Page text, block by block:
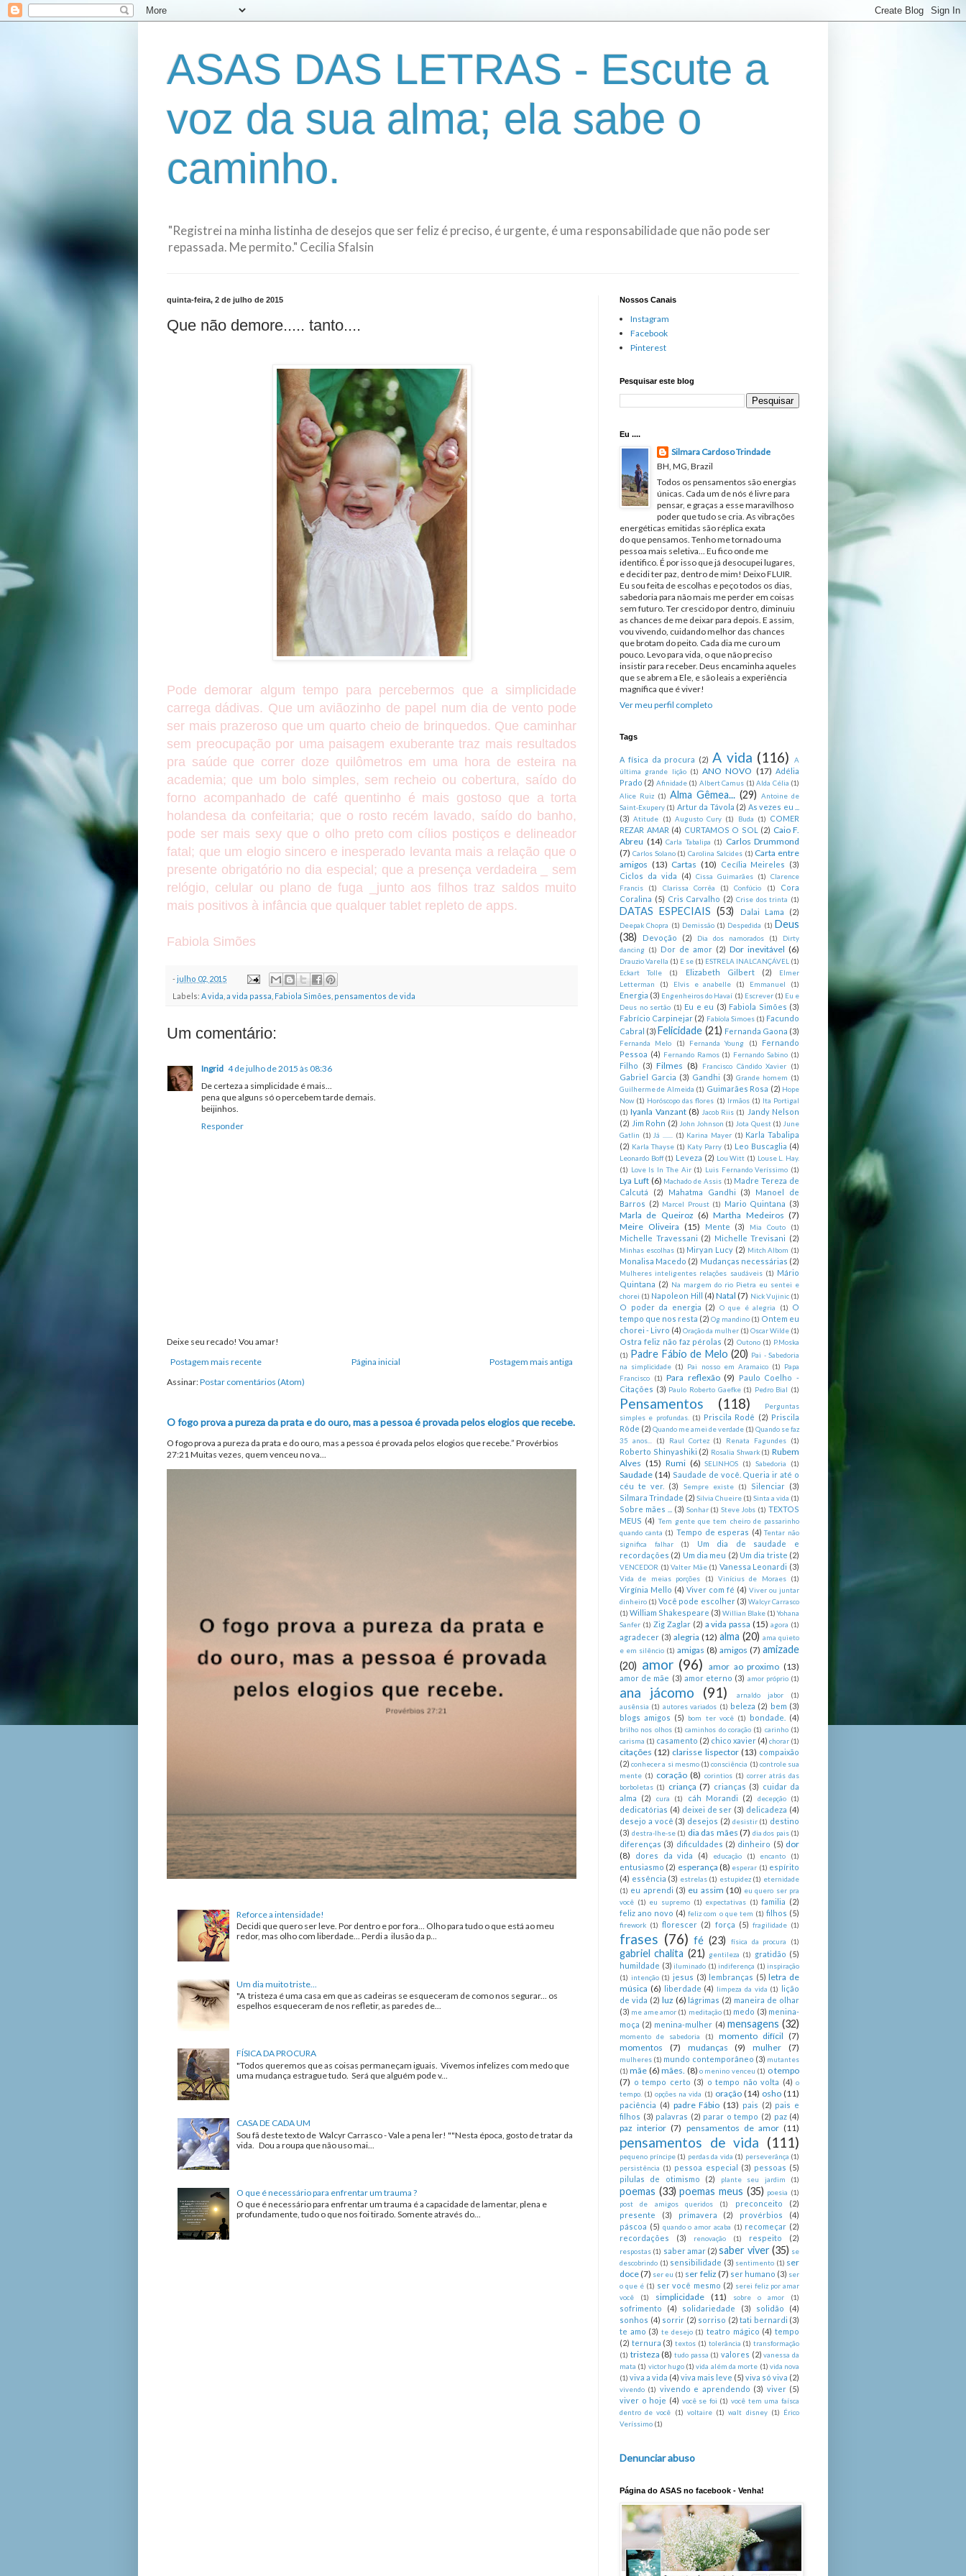
ASAS DAS LETRAS - Escute a
voz da sua alma; ela sabe o
caminho.
"Registrei na minha listinha de desejos que ser feliz é preciso, é urgente, é uma responsabilidade que não pode ser
repassada. Me permito." Cecilia Sfalsin
quinta-feira, 2 de julho de 2015
Que não demore..... tanto....
Pode demorar algum tempo para percebermos que a simplicidade
carrega dádivas. Que um aviãozinho de papel num dia de vento pode
ser mais prazeroso que um quarto cheio de brinquedos. Que caminhar
sem preocupação por uma paisagem exuberante traz mais resultados
pra saúde que correr doze quilômetros em uma hora de esteira na
academia; que um bolo simples, sem recheio ou cobertura, saído do
forno acompanhado de café quentinho é mais gostoso que a torta
holandesa da confeitaria; que o rosto recém lavado, saído do banho,
pode ser mais sexy que o olho preto com cílios postiços e delineador
fatal; que um elogio sincero e inesperado levanta mais a relação que o
presente obrigatório no dia especial; que a presença verdadeira _ sem
relógio, celular ou plano de fuga _junto aos filhos traz saldos muito
mais positivos à infância que qualquer tablet repleto de apps.
Fabiola Simões
-julho 02, 2015
Labels: A vida a vida passa Fabiola Simões pensamentos de vida
Um comentário:
Ingrid 4 de julho de 2015 às 08:36
De certeza a simplicidade é mais...
pena que alguns só o percebem tarde demais.
beijinhos.
Responder
Deixe seu recado! Vou amar!
Postagem mais recente
Postagem mais antiga
Página inicial
Assinar:Postar comentários (Atom)
O fogo prova a pureza da prata e do ouro, mas a pessoa é provada pelos elogios que recebe.
O fogo prova a pureza da prata e do ouro, mas a pessoa é provada pelos elogios que recebe.” Provérbios
27:21 Muitas vezes, quem venceu no va...
Reforce a intensidade!
Decidi que quero ser leve. Por dentro e por fora... Olho para tudo o que está ao meu
redor, mas olho com liberdade... Perdi a ilusão da p...
Um dia muito triste...
"A tristeza é uma casa em que as cadeiras se esqueceram de como nos segurar... os
espelhos esqueceram de nos refletir, as paredes de...
FÍSICA DA PROCURA
"Todos queremos que as coisas permaneçam iguais. Vivemos infelizes com medo que
uma mudança estrague tudo. Será que alguém pode v...
CASA DE CADA UM
Sou fã deste texto de Walcyr Carrasco - Vale a pena ler! ""Nesta época, gosto de tratar da
vida. Dou a roupa que não uso mai...
O que é necessário para enfrentar um trauma ?
O que é necessário para enfrentar um trauma é a capacidade de lamentar, plena e
profundamente, tudo o que nos foi tirado. Somente através do...
Nossos Canais
Instagram
Facebook
Pinterest
Pesquisar este blog
Eu ....
Silmara Cardoso Trindade
BH, MG, Brazil
Todos os pensamentos são energias
únicas. Cada um de nós é livre para
pensar, e graças a esse maravilhoso
poder que tudo se cria. As vibrações
energéticas emitidas são réplica exata
do que pensamos. Tenho me tornado uma
pessoa mais seletiva... Eu fico onde me
identifico. É por isso que já desocupei lugares,
e decidi ter paz, dentro de mim! Deixo FLUIR.
Eu sou feita de escolhas e peço todos os dias,
sabedoria para não mais me perder em coisas
sem futuro. Ter crescido por dentro, diminuiu
as chances de me deixar para depois. E assim,
vou vivendo, cuidando melhor das chances
que brotam do peito. Cada dia me curo um
pouco. Levo para vida, o que não preciso
insistir para receber. Deus encaminha aqueles
que se abrem a Ele, e são leais a experiência
magnífica que é viver!
Ver meu perfil completo
Tags
A física da procura (2) A vida (116)
A
última grande lição (1) ANO NOVO (17) Adélia
Prado (2) Afinidade (1) Albert Camus (1) Alda Célia (1)
Alice Ruiz (1) Alma Gêmea... (29)
Antoine de
Saint-Exupery (1) Artur da Távola (2) As vezes eu ...
(3) Atitude (1) Augusto Cury (1) Buda (1)
COMER
REZAR AMAR (4) CURTAMOS O SOL (2) Caio F.
Abreu (14) Carla Tabalipa (1)
Carlos Drummond
(7) Carlos Solano (1) Carolina Salcides (1) Carta entre
amigos (13) Cartas (10) Cecília Meireles
(3)
Ciclos da vida
(4) Cissa Guimarães (1)
Clarence
Francis
(1) Clarissa Corrêa (1) Confúcio (1)
Cora
Coralina (5) Cris Carvalho (2) Crise dos trinta (1)
DATAS ESPECIAIS (53) Dalai Lama (2)
Deepak Chopra (1) Demissão (1) Despedida (1) Deus
(38)
Devoção (2) Dia dos namorados (1)
Dirty
dancing (1) Dor de amor (2) Dor inevitável (6)
Drauzio Varella (1) E se (1) ESTRELA INALCANÇÁVEL (1)
Eckart Tolle
(1) Elizabeth Gilbert (2)
Elmer
Letterman
(1) Elvis e anabelle (1) Emmanuel (1)
Energia (3) Engenheiros do Havaí (1) Escrever (1) Eu e
Deus no sertão (1) Eu e eu (3) Fabiola Simões (3)
Fabrício Carpinejar (2) Fabíola Simoes (1) Facundo
Cabral (3) Felicidade (21) Fernanda Gaona (3)
Fernanda Melo (1) Fernanda Young (1)
Fernando
Pessoa (4) Fernando Ramos (1) Fernando Sabino (1)
Filho (3) Filmes (8) Francisco Cândido Xavier (1)
Gabriel Garcia (3) Gandhi (3) Grande homem (1)
Guilherme de Almeida (1) Guimarães Rosa (2) Hope
Now (1) Horóscopo das flores (1) Irmãos (1)
Ita Portigal
(1) Iyanla Vanzant (8) Jacob Riis (1)
Jandy Nelson
(2) Jim Rohn (2) John Johnson (1) Jota Quest (1) June
Gatlin (1) Já ....... (1) Karina Mayer (1) Karla Tabalipa
(2) Karla Thayse (1) Katy Parry (1) Leo Buscaglia (4)
Leonardo Boff (1) Leveza (2) Lou Witt (1) Louse L. Hay.
(1)
Love Is In The Air (1) Luis Fernando Veríssimo (1)
Lya Luft (6) Machado de Assis (1) Madre Tereza de
Calcutá
(2) Mahatma Gandhi (3)
Manoel de
Barros (2) Marcel Proust (1) Mario Quintana (3)
Marla de Queiroz (6) Martha Medeiros (7)
Meire Oliveira (15) Mente (3) Mia Couto (1)
Michelle Travessani (2) Michelle Trevisani (2)
Minhas escolhas (1) Miryan Lucy (2) Mitch Albom (1)
Monalisa Macedo (2) Mudanças necessárias (2)
Mulheres inteligentes relações saudáveis (1) Mário
Quintana (2)
Na margem do rio Pietra eu sentei e
chorei (1) Napoleon Hill (4) Natal (7) Nick Vujinic (1)
O poder da energia (2) O que é alegria (1)
O
tempo que nos resta (2) Og mandino (1) Ontem eu
chorei - Livro (4) Oração da mulher (1) Oscar Wilde (1)
Ostra feliz não faz pérolas (2) Outono (1) P.Moska
(1) Padre Fábio de Melo (20)
Pai - Sabedoria
na simplicidade (1) Pai nosso em Aramaico (1)
Papa
Francisco
(1) Para reflexão (9)
Paulo Coelho -
Citações (3) Paulo Roberto Gaefke (1) Pedro Bial (1)
Pensamentos (118)
Perguntas
simples e profundas. (1) Priscila Rodê (2) Priscila
Rôde (2) Quando me amei de verdade (1) Quando se faz
35 anos...
(1) Raul Cortez (1) Renata Fagundes (1)
Roberto Shinyashiki (2) Rosalia Shwark (1) Rubem
Alves (15) Rumi (6) SELINHOS (1) Sabedoria (1)
Saudade (14) Saudade de você. Queria ir até o
céu te ver.
(3) Sempre existe (1) Silenciar (3)
Silmara Trindade (2) Silvia Chueire (1) Sinta a vida (1)
Sobre mães ... (3) Sonhar (1) Steve Jobs (1) TEXTOS
MEUS (4) Tem gente que tem cheiro de passarinho
quando canta (1) Tempo de esperas (4) Tentar não
significa falhar
(1)
Um dia de saudade e
recordações (2) Um dia meu (2) Um dia triste (2)
VENCEDOR (1) Valter Mãe (1) Vanessa Leonardi (3)
Vida de meias porções (1) Vinícius de Moraes (1)
Virgínia Mello (4) Viver com fé (4) Viver ou juntar
dinheiro (1) Você pode escolher (3) Walcyr Carrasco
(1) William Shakespeare (3) Willian Blake (1) Yohana
Sanfer (1) Zig Zaglar (2) a vida passa (15) agora (1)
agradecer (3) alegria (12) alma (20) ama quieto
e em silêncio (1) amigas (8) amigos (7) amizade
(20) amor (96) amor ao proximo (13)
amor de mãe (3) amor eterno (3) amor próprio (1)
ana jácomo (91) arnaldo jabor
(1)
ausênsia (1) autores variados (1) beleza (2) bem (3)
blogs amigos (5) bom ter você (1) bondade. (4)
brilho nos olhos (1) caminhos do coração (1) carinho (1)
carisma (1) casamento (2) chico xavier (4) chorar (1)
citações (12) clarisse lispector (13) compaixão
(2) conhecer a si mesmo (1) consciência (1) controle sua
mente (1) coração (8) corintios (1) correr atrás das
borboletas (1) criança (7) crianças (3) cuidar da
alma
(2) cura (1) cáh Morandi (2) decepção (1)
dedicatórias (4) deixei de ser (3) delicadeza (4)
desejo a você (3) desejos (2) desistir (1) destino
(3) destra-lhe-se (1) dia das mães (7) dia dos pais (1)
diferenças (3) dificuldades (2) dinheiro (5) dor
(8)
dores da vida (4) educação (1) encanto (1)
entusiasmo (2) esperança (8) esperar (1) espírito
(4) essência (3) estrelas (1) estupidez (1) eternidade
(1) eu aprendi (3) eu assim (10) eu quero ser pra
você (1) eu supremo (1) expectativas (1) familia (2)
feliz ano novo (4) feliz com o que tem (1) filhos (5)
firework (1) florescer (2) força (5) fragilidade (1)
frases (76) fé (23) física da procura (1)
gabriel chalita (21) gentileza (1) gratidão (5)
humildade (3) iluminado (1) indiferença (1) inspiração
(1) intenção (1) jesus (3) lembranças (5) letra de
música (6) liberdade (4) limpeza da vida (1)
lição
de vida (2) luz (6) lágrimas (2) maneira de olhar
(3) me ame amor (1) meditação (1) medo (3) menina-
moça (2) menina-mulher (4) mensagens (32)
momento de sabedoria (1) momento difícil (7)
momentos
(7) mudanças (9) mulher (7)
mulheres (1) mundo contemporâneo (3) mutantes
(1) mãe (6) mães. (8) o menino venceu (1) o tempo
(7) o tempo certo (3) o tempo não volta (4) o
tempo. (1) opções na vida (1) oração (14) osho (11)
paciência (4) padre Fábio (13) pais (2) pais e
filhos (3) palavras (2) parar o tempo (2) paz (4)
paz interior (7) pensamentos de amor (11)
pensamentos de vida (111)
pequeno príncipe (1) perdas da vida (1) perseverânça (1)
persistência (1) pessoa especial (3) pessoas (5)
pilulas de otimismo
(2) plante seu jardim (1)
poemas (33) poemas meus (35) poesia (1)
post de amigos queridos
(1) preconceito
(2)
presente
(3) primavera (2) provérbios
(4)
páscoa (5) quando o amor acaba (1) recomeçar (2)
recordações
(3) renovação (1) respeito (2)
respostas (1) saber amar (2) saber viver (35) se
descobrindo (1) sensibilidade (3) sentimento (1) ser
doce(7) ser eu (1) ser feliz (7) ser humano (3) ser
o que é (1) ser você mesmo (2) serei feliz por amar
você
(1) simplicidade (11) sobre o amor (1)
sofrimento (4) solidariedade (3) solidão
(4)
sonhos (4) sorrir (2) sorriso (2) tati bernardi (3)
te amo (3) te desejo (1) teatro mágico (4) tempo
(2) ternura (3) textos (1) tolerância (1) transformação
(1) tristeza (8) tudo passa (1) valores (2) vanessa da
mata (1) victor hugo (1) vida além da morte (1) vida nova
(1) viva a vida (4) viva mais leve (5) viva só viva (2)
vivendo (1) vivendo e aprendendo (3) viver (5)
viver o hoje (4) você se foi (1) você tem uma faísca
dentro de você
(1) voltaire (1) walt disney (1)
Érico
Veríssimo (1)
Denunciar abuso
Página do ASAS no facebook - Venha!